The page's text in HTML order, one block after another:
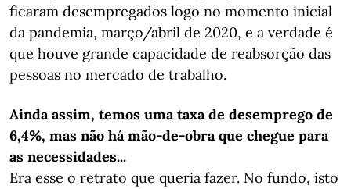
ficaram desempregados logo no momento inicial
da pandemia, março/abril de 2020, e a verdade é
que houve grande capacidade de reabsorção das
pessoas no mercado de trabalho.
Ainda assim, temos uma taxa de desemprego de
6,4%, mas não há mão-de-obra que chegue para
as necessidades...
Era esse o retrato que queria fazer. No fundo, isto